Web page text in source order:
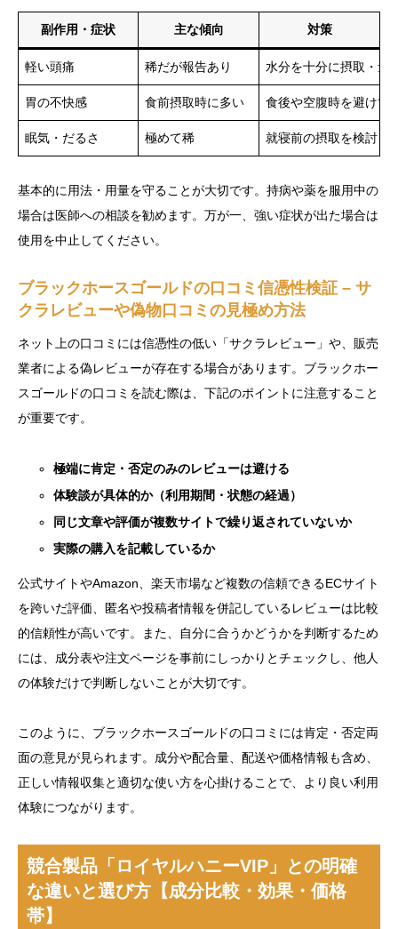
副作用・症状 主な傾向 対策
軽い頭痛 稀だが報告あり 水分を十分に摂取・量
胃の不快感 食前摂取時に多い 食後や空腹時を避けて
眠気・だるさ 極めて稀 就寝前の摂取を検討
基本的に用法・用量を守ることが大切です。持病や薬を服用中の
場合は医師への相談を勧めます。万が一、強い症状が出た場合は
使用を中止してください。
ブラックホースゴールドの口コミ信憑性検証 – サ
クラレビューや偽物口コミの見極め方法
ネット上の口コミには信憑性の低い「サクラレビュー」や、販売
業者による偽レビューが存在する場合があります。ブラックホー
スゴールドの口コミを読む際は、下記のポイントに注意すること
が重要です。
極端に肯定・否定のみのレビューは避ける
体験談が具体的か（利用期間・状態の経過）
同じ文章や評価が複数サイトで繰り返されていないか
実際の購入を記載しているか
公式サイトやAmazon、楽天市場など複数の信頼できるECサイト
を跨いだ評価、匿名や投稿者情報を併記しているレビューは比較
的信頼性が高いです。また、自分に合うかどうかを判断するため
には、成分表や注文ページを事前にしっかりとチェックし、他人
の体験だけで判断しないことが大切です。
このように、ブラックホースゴールドの口コミには肯定・否定両
面の意見が見られます。成分や配合量、配送や価格情報も含め、
正しい情報収集と適切な使い方を心掛けることで、より良い利用
体験につながります。
競合製品「ロイヤルハニーVIP」との明確
な違いと選び方【成分比較・効果・価格
帯】